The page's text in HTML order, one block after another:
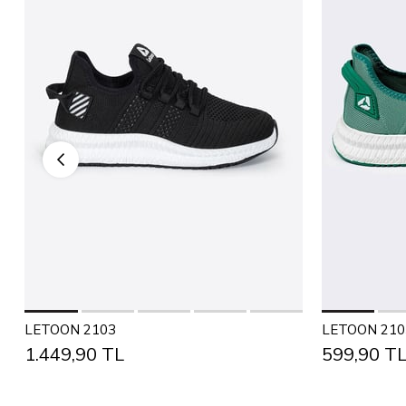
Səbətə Əlavə et
36 37 38
LETOON 2103
1.449,90 TL
36 37
LETOON
599,90 TL